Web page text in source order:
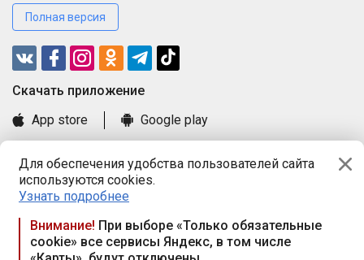
Для обеспечения удобства пользователей сайта
используются cookies.
Узнать подробнее
Внимание! При выборе «Только обязательные
cookie» все сервисы Яндекс, в том числе
Полная версия
Cкачать приложение
App store
Google play
Книга замечаний и предложений
Правила и документы
Praca.by © 2000—2026, ООО «ПРАЦА БАЙ»
Республика Беларусь, 220114, г. Минск, пр-т Независимости
117а, пом. № 9.